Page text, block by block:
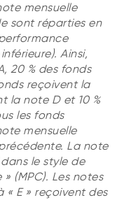
mensuelle
sont réparties en
Ainsi,
20 % des fonds
reçoivent la
la note D et 10 %
les fonds
mensuelle
La note
le style de
(MPC). Les notes
« E » reçoivent des